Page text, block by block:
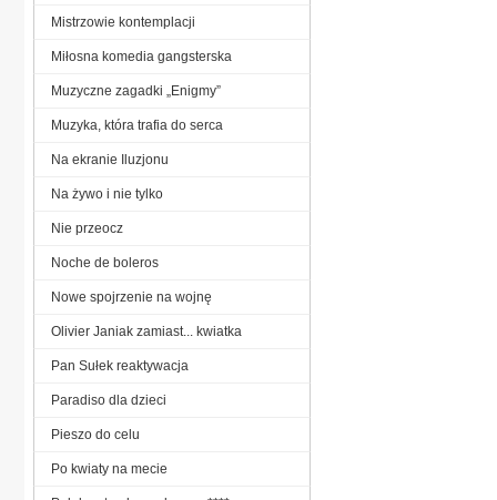
Mistrzowie kontemplacji
Miłosna komedia gangsterska
Muzyczne zagadki „Enigmy”
Muzyka, która trafia do serca
Na ekranie Iluzjonu
Na żywo i nie tylko
Nie przeocz
Noche de boleros
Nowe spojrzenie na wojnę
Olivier Janiak zamiast... kwiatka
Pan Sułek reaktywacja
Paradiso dla dzieci
Pieszo do celu
Po kwiaty na mecie